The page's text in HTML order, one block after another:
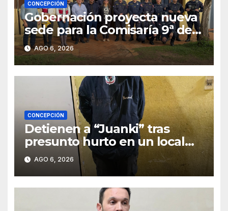
CONCEPCIÓN
Gobernación proyecta nueva
sede para la Comisaría 9ª de
Villa Armando tras verificar
las condiciones edilicias
AGO 6, 2026
CONCEPCIÓN
Detienen a “Juanki” tras
presunto hurto en un local
comercial
AGO 6, 2026